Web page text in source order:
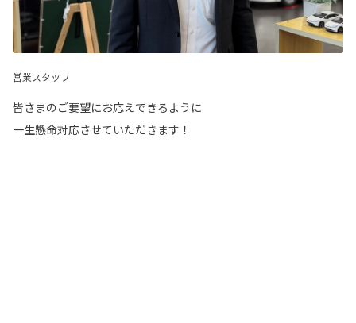
営業スタッフ
皆さまのご要望にお応えできるように
一生懸命対応させていただきます！